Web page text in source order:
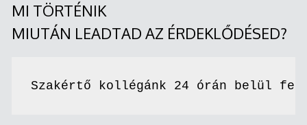
MI TÖRTÉNIK
MIUTÁN LEADTAD AZ ÉRDEKLŐDÉSED?
Szakértő kollégánk 24 órán belül